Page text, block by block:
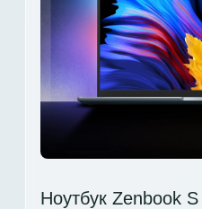
Ноутбук Zenbook